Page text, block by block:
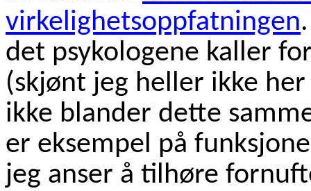
virkelighetsoppfatningen
det psykologene kaller
(skjønt jeg heller ikke
ikke blander dette
er eksempel på
jeg anser å tilhøre